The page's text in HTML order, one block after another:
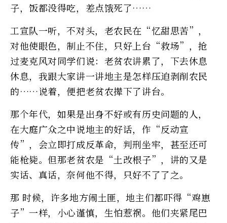
子，饭都没得吃，差点饿死了……
工宣队一听，不对头，老农民在“忆甜思苦”，
对他使眼色，制止不住，只好上台“救场”，抢
过麦克风对同学们说：老贫农讲累了，下去休息
休息，我跟大家讲一讲地主是怎样压迫剥削农民
的……说着，便把老贫农撵下了讲台。
那个年代，如果是出身不好或有历史问题的人，
在大庭广众之中说地主的好话，作“反动宣
传”，会立即打成反革命，判刑坐牢，甚至还可
能枪毙。但那老贫农是“土改根子”，讲的又是
实话、真话，奈何他不得，只好不了了之。
那 时候，许多地方闹土匪，地主们都吓得“鸡崽
子”一样，小心谨慎，生怕惹祸。他们夹紧尾巴